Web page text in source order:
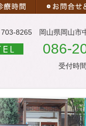
703-8265 岡山県岡山市
086-
受付時